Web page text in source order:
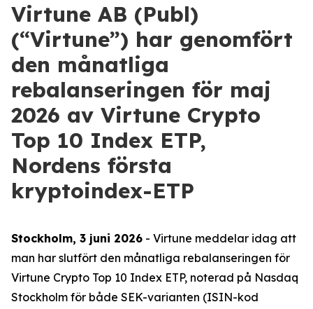
Virtune AB (Publ)
(“Virtune”) har genomfört
den månatliga
rebalanseringen för maj
2026 av Virtune Crypto
Top 10 Index ETP,
Nordens första
kryptoindex-ETP
Stockholm, 3 juni 2026 - Virtune meddelar idag att
man har slutfört den månatliga rebalanseringen för
Virtune Crypto Top 10 Index ETP, noterad på Nasdaq
Stockholm för både SEK-varianten (ISIN-kod